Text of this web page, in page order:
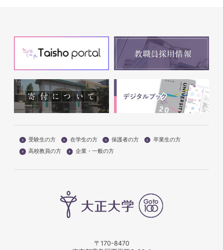
受験生の方 在学生の方 保護者の方
卒業生の方
高校教員の方
企業・一般の方
〒170-8470